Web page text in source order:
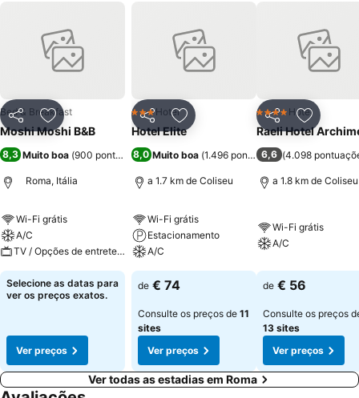
PartilharAdicionar aos favoritos
Bed & Breakfast
Moshi Moshi B&B
8,3 Muito boa (900 pontuações)
Roma, Itália
Wi-Fi grátis
A/C
TV / Opções de entretenimento
Selecione as datas para
ver os preços exatos.
Ver preços
PartilharAdicionar aos favoritos
3 Estrelas
Hotel
Hotel Elite
8,0 Muito boa (1.496 pontuações)
a 1.7 km de Coliseu
Wi-Fi grátis
Estacionamento
A/C
de € 74
Consulte os preços de 11
sites
Ver preços
Partilhar
4 EstrelasHotel
Raeli Hotel
6,6 (4.098
a 1.8 km de Coliseu
Wi-Fi grátis
A/C
de € 56
Consulte os preços
13 sites
Ver preços
Ver todas as estadias em Roma